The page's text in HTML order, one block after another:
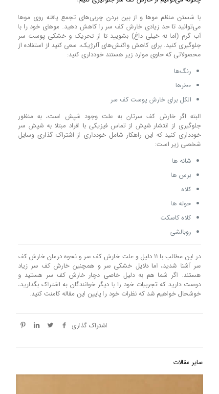
با شستن منظم مو‌ها و از بین بردن چربی‌های تجمع یافته روی مو‌ها
می‌توانید تا حد زیادی خارش کف سر را کاهش دهید. مو‌های خود را با
آب گرم (اما نه خیلی داغ) بشویید تا از تحریک و خشکی پوست سر
جلوگیری کنید. برای کاهش واکنش‌های آلرژیک، سعی کنید از استفاده از
محصولاتی که حاوی موارد زیر هستند خودداری کنید:
رنگ‌ها
عطر‌ها
الکل برای خارش پوست کف سر
البته اگر خارش کف سرتان به علت وجود شپش است، به منظور
جلوگیری از انتشار شپش از تماس فیزیکی با افراد مبتلا به شپش سر
خودداری کنید که این راهکار شامل خودداری از اشتراک گذاری وسایل
شخصی زیر است:
شانه ها
برس ها
کلاه
حوله ها
کلاه کاسکت
روبالشی
در این مطالب با ۱۱ دلیل و علت خارش کف سر و نحوه درمان خارش کف
سر آشنا شدید، اما دلایل خشکی سر و همچنین خارش کف سر زیاد
هستند. اگر شما هم به دلیل خاصی دچار خارش کف سر هستید و
دوست دارید که تجربیات خود را با دیگر خوانندگان به اشتراک بگذارید،
خوشحال خواهیم شد که نظرات خود را پایین این مقاله کامنت کنید.
اشتراک گذاری
سایر مقالات